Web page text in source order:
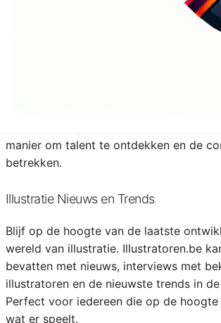
vaardigheden aanscherpen en nieuwe
manier om talent te ontdekken en de
betrekken.
Illustratie Nieuws en Trends
Blijf op de hoogte van de laatste
wereld van illustratie. Illustratoren.be
bevatten met nieuws, interviews met
illustratoren en de nieuwste trends in
Perfect voor iedereen die op de
wat er speelt.